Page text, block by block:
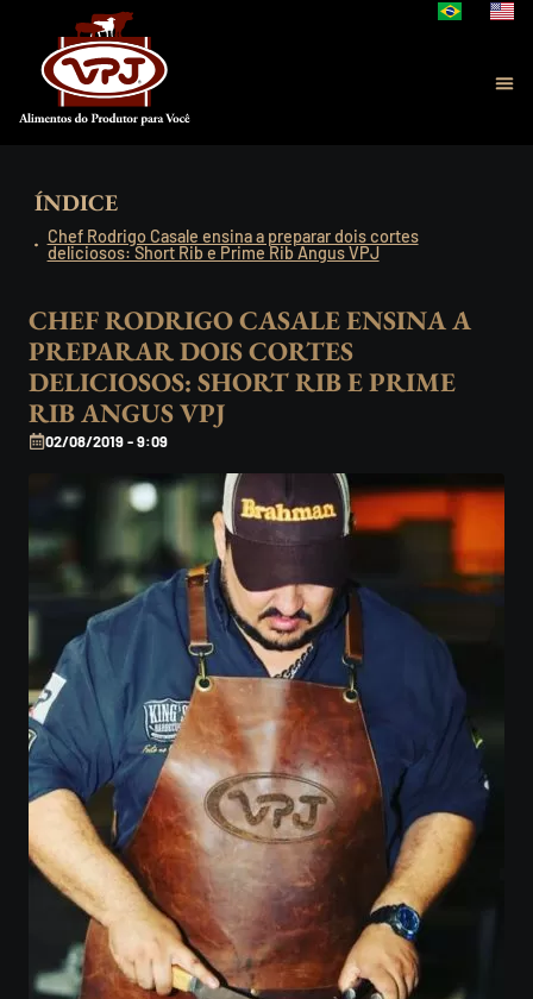
CHEF RODRIGO CASALE ENSINA A
PREPARAR DOIS CORTES
DELICIOSOS: SHORT RIB E PRIME
RIB ANGUS VPJ
02/08/2019 - 9:09
ÍNDICE
Chef Rodrigo Casale ensina a preparar dois cortes
deliciosos: Short Rib e Prime Rib Angus VPJ